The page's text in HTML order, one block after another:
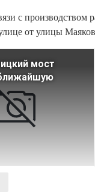
с
от улицы
мост